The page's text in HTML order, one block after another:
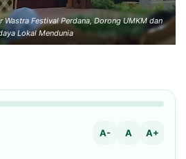
Wastra Festival Perdana, Dorong UMKM dan
Lokal Mendunia
A- A A+